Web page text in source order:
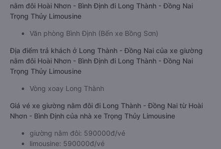
nằm đôi Hoài Nhơn - Bình Định đi Long Thành - Đồng Nai
Trọng Thủy Limousine
Văn phòng Bình Định (Bến xe Bồng Sơn)
Địa điểm trả khách ở Long Thành - Đồng Nai của xe giường
nằm đôi Hoài Nhơn - Bình Định đi Long Thành - Đồng Nai
Trọng Thủy Limousine
Vòng xoay Long Thành
Giá vé xe giường nằm đôi đi Long Thành - Đồng Nai từ Hoài
Nhơn - Bình Định của nhà xe Trọng Thủy Limousine
giường nằm đôi: 590000đ/vé
limousine: 590000đ/vé